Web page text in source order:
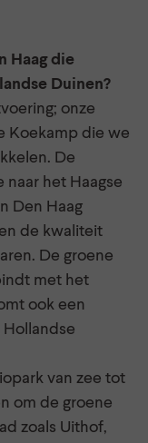
Haag die
Duinen?
onze
Koekamp die we
De
het Haagse
Den Haag
de kwaliteit
De groene
met het
ook een
van zee tot
om de groene
zoals Uithof,